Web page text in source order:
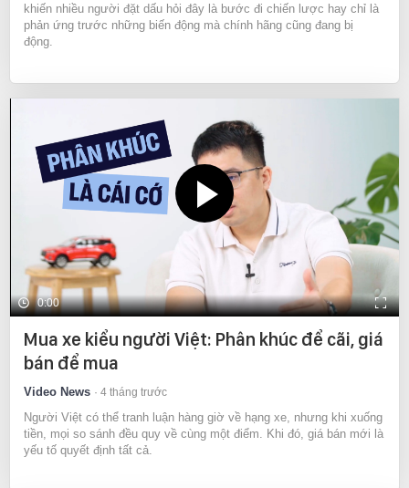
khiến nhiều người đặt dấu hỏi đây là bước đi chiến lược hay chỉ là
phản ứng trước những biến động mà chính hãng cũng đang bị
động.
0:00
Mua xe kiểu người Việt: Phân khúc để cãi, giá
bán để mua
Video News 4 tháng trước
Người Việt có thể tranh luận hàng giờ về hạng xe, nhưng khi xuống
tiền, mọi so sánh đều quy về cùng một điểm. Khi đó, giá bán mới là
yếu tố quyết định tất cả.